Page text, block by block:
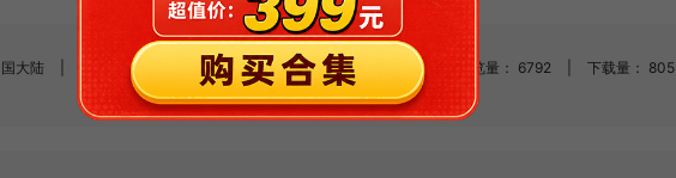
大陆 简体：★★★★★ / 繁体：★★★★★ | 字重：1 浏览量： 6792 下载量： 805